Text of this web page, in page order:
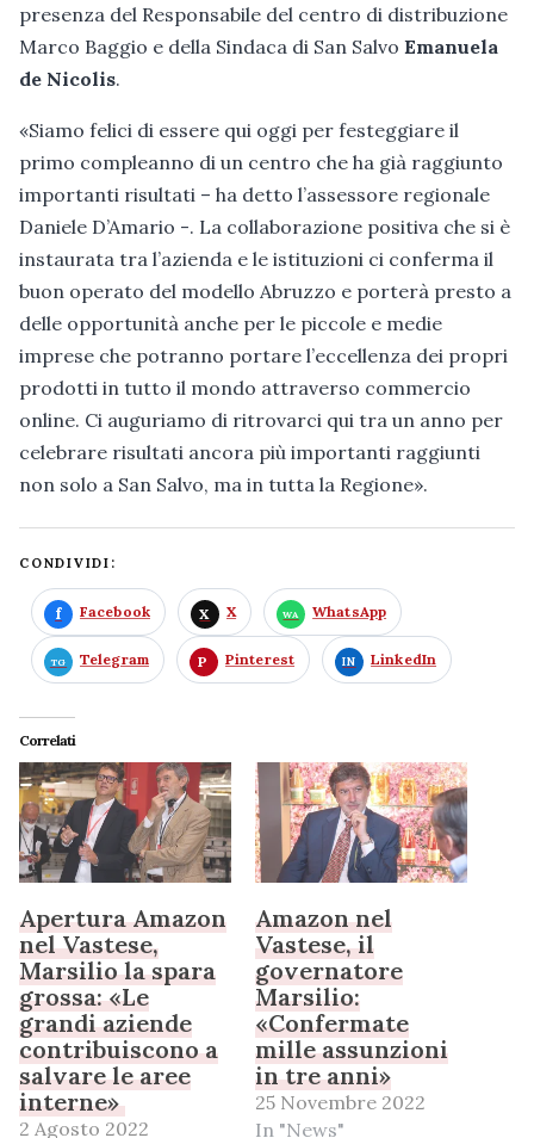
presenza del Responsabile del centro di distribuzione
Marco Baggio e della Sindaca di San Salvo Emanuela
de Nicolis.
«Siamo felici di essere qui oggi per festeggiare il
primo compleanno di un centro che ha già raggiunto
importanti risultati – ha detto l’assessore regionale
Daniele D’Amario -. La collaborazione positiva che si è
instaurata tra l’azienda e le istituzioni ci conferma il
buon operato del modello Abruzzo e porterà presto a
delle opportunità anche per le piccole e medie
imprese che potranno portare l’eccellenza dei propri
prodotti in tutto il mondo attraverso commercio
online. Ci auguriamo di ritrovarci qui tra un anno per
celebrare risultati ancora più importanti raggiunti
non solo a San Salvo, ma in tutta la Regione».
CONDIVIDI:
Facebook X WhatsApp
Telegram Pinterest LinkedIn
Correlati
Apertura Amazon
nel Vastese,
Marsilio la spara
grossa: «Le
grandi aziende
contribuiscono a
salvare le aree
interne»
2 Agosto 2022
Amazon nel
Vastese, il
governatore
Marsilio:
«Confermate
mille assunzioni
in tre anni»
25 Novembre 2022
In "News"